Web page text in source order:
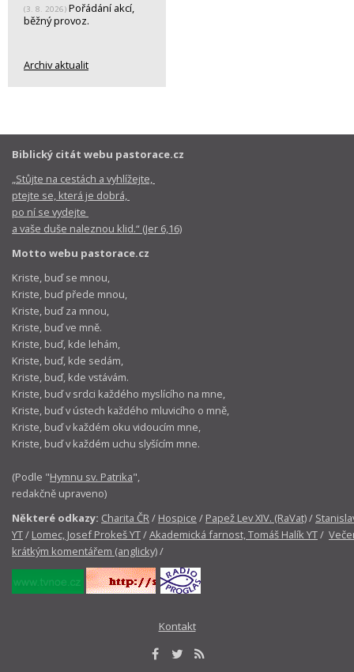
(3. 8. 2026) Pořádání akcí,
běžný provoz.
Archiv aktualit
Biblický citát webu pastorace.cz
„Stůjte na cestách a vyhlížejte,
ptejte se, která je dobrá,
po ní se vydejte
a vaše duše naleznou klid.“ (Jer 6,16)
Motto webu pastorace.cz
Kriste, buď se mnou,
Kriste, buď přede mnou,
Kriste, buď za mnou,
Kriste, buď ve mně.
Kriste, buď, kde lehám,
Kriste, buď, kde sedám,
Kriste, buď, kde vstávám.
Kriste, buď v srdci každého myslícího na mne,
Kriste, buď v ústech každého mluvicího o mně,
Kriste, buď v každém oku vidoucím mne,
Kriste, buď v každém uchu slyšícím mne.
(Podle "Hymnu sv. Patrika",
redakčně upraveno)
Některé odkazy: Charita ČR/ Hospice / Papež Lev XIV. (RaVat)/
YT/ Lomec, Josef Prokeš YT/Akademická farnost, Tomáš Halík YT/
krátkým komentářem (anglicky)/
Kontakt